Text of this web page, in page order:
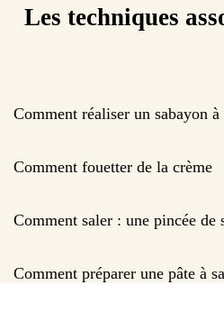
Les techniques
Comment réaliser un sabayon
Comment fouetter de la crème
Comment saler : une pincée de
Comment préparer une pâte à